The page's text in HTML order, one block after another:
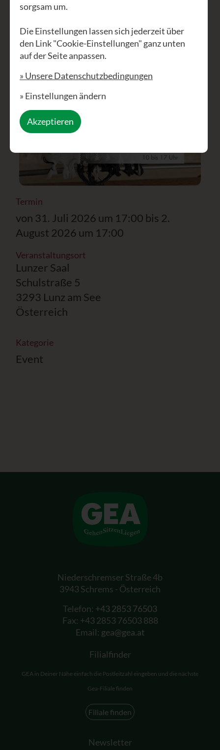
Termin
von 31. Juli 2026 um 17:00 bis 2.
August 2026 um 17:00
Veranstaltungsort
Lunzer Saal
Schulstraße 5
3293 Lunz am See
Österreich
Kategorie
Event
Niederschremser Straße 4b
3943 Schrems - Österreich
Telefon: +43 2853 76503
Fax: +43 2853 76503 888
Email: gea@gea.at
Filialfinder
GEA in Deiner Nähe einfach die Postleitzahl eingeben und die nächste
Gea-Filiale finden
Filiale finden
Newsletter
sorgsam um.
Die Einstellungen lassen sich jederzeit über
den Link "Cookie-Einstellungen" ganz unten
auf der Seite anpassen.
» Unsere Datenschutzbedingungen
» Einstellungen ändern
Akzeptieren